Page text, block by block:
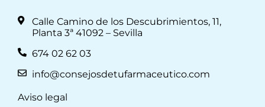
Calle Camino de los Descubrimientos, 11,
Planta 3ª 41092 – Sevilla
674 02 62 03
info@consejosdetufarmaceutico.com
Aviso legal